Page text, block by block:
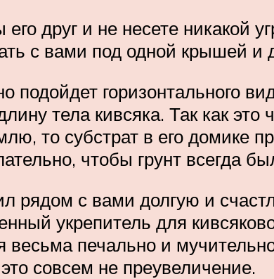
друг и не несете никакой
с вами под одной крышей и
подойдет горизонтального
тела кивсяка. Так как это
то субстрат в его домике
чтобы грунт всегда
рядом с вами долгую и
укрепитель для
весьма печально и
совсем не преувеличение.